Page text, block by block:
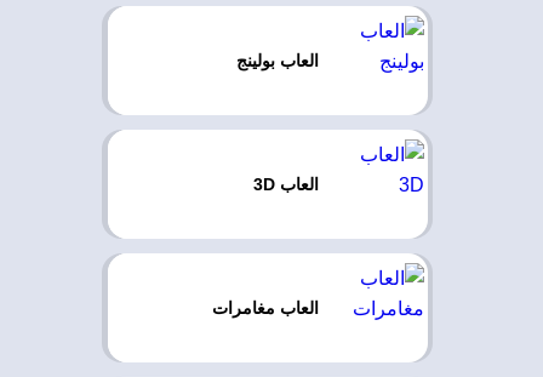
العاب بولينج
العاب 3D
العاب مغامرات